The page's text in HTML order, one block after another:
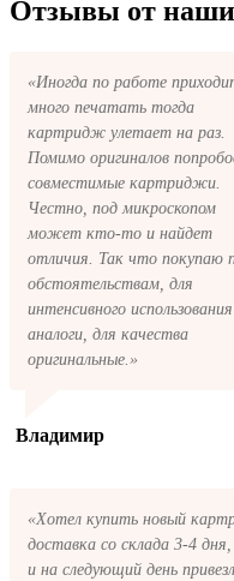
любых моделей
электронную
чтобы оформить
получили письмо
пожалуйста,
обратная связь,
Отзывы от
«Иногда по работе
много печатать тогда
картридж улетает на раз.
Помимо оригиналов
совместимые картриджи.
Честно, под микроскопом
может кто-то и найдет
отличия. Так что покупаю
обстоятельствам, для
интенсивного использования
аналоги, для качества
оригинальные.»
Владимир
«Хотел купить новый
доставка со склада 3-4
и на следующий день